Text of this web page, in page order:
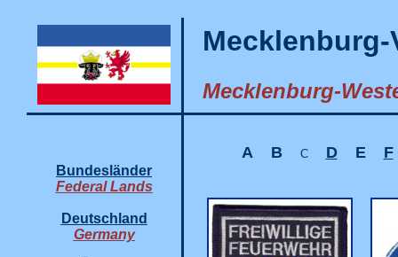
Mecklenburg-
Bundesländer
Federal Lands
Deutschland
Germany
A B C D E F